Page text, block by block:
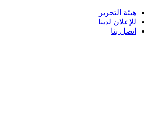
هيئة التحرير
للإعلان لدينا
اتصل بنا